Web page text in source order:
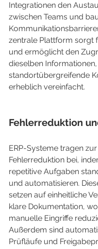
Integrationen den
zwischen Teams und
zentrale Plattform sorgt
und ermöglicht den
dieselben
standortübergreifende
erheblich vereinfacht.
Fehlerreduktion
ERP-Systeme tragen zur
Fehlerreduktion bei,
repetitive Aufgaben
und automatisieren.
setzen auf einheitliche
klare Dokumentation,
manuelle Eingriffe
Außerdem sind
Prüfläufe und